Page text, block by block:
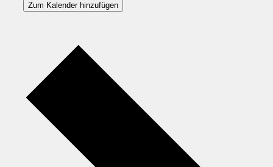
Zum Kalender hinzufügen